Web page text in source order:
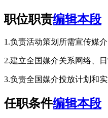
职位职责编辑本段
1.负责活动策划所需宣传媒
2.建立全国媒介关系网络、
3.负责全国媒介投放计划和
任职条件编辑本段